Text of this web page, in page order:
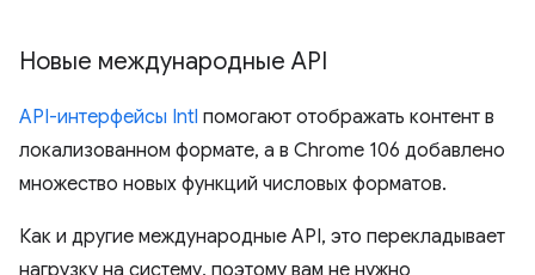
Новые международные API
API-интерфейсы Intl помогают отображать контент в
локализованном формате, а в Chrome 106 добавлено
множество новых функций числовых форматов.
Как и другие международные API, это перекладывает
нагрузку на систему, поэтому вам не нужно